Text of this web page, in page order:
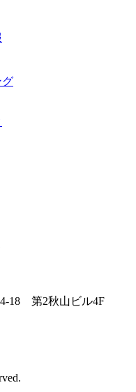
グ
18 第2秋山ビル4F